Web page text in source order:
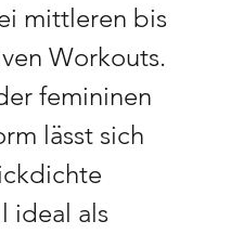
mittleren bis
Workouts.
femininen
lässt sich
ideal als